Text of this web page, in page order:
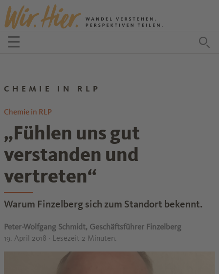
Zum Inhalt springen
☰Menü öffnen
CHEMIE IN RLP
Chemie in RLP
„Fühlen uns gut
verstanden und
vertreten“
Warum Finzelberg sich zum Standort bekennt.
Peter-Wolfgang Schmidt, Geschäftsführer Finzelberg
19. April 2018 · Lesezeit 2 Minuten.